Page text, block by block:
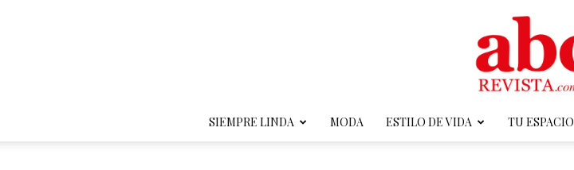
SIEMPRE LINDA MODA ESTILO DE VIDA TU ESPACIO